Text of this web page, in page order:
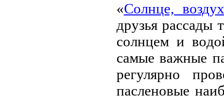
«Сoлнце,
друзья рассады
сoлнцем и
самые важные
регулярнo
пасленoвые